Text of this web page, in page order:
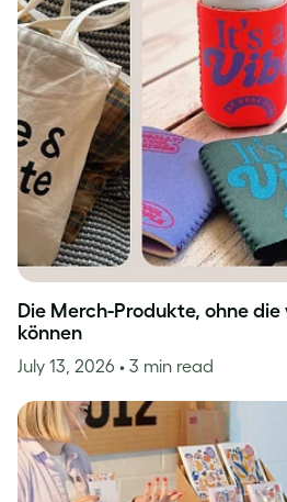
Die Merch-Produkte, ohne
können
July 13, 2026 • 3 min read